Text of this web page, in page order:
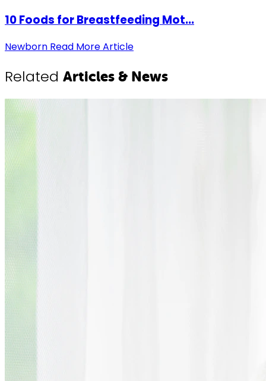
10 Foods for Breastfeeding Mot...
Newborn Read More Article
Related Articles & News